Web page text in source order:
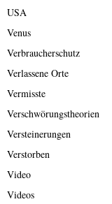
USA
Venus
Verbraucherschutz
Verlassene Orte
Vermisste
Verschwörungstheorien
Versteinerungen
Verstorben
Video
Videos